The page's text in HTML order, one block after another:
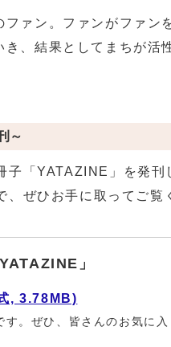
ファン。ファンがファン
、結果としてまちが活
～
子「YATAZINE 」を発
ぜひお手に取ってご覧
」
, 3.78MB)
。ぜひ、皆さんのお気に入